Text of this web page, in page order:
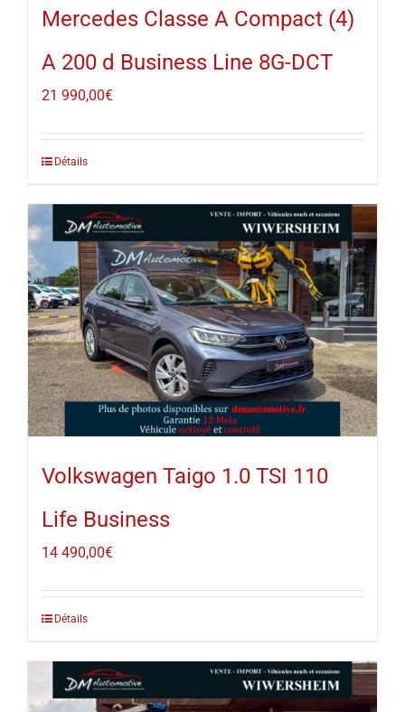
Mercedes Classe A Compact (4)
A 200 d Business Line 8G-DCT
21 990,00€
Détails
Volkswagen Taigo 1.0 TSI 110
Life Business
14 490,00€
Détails